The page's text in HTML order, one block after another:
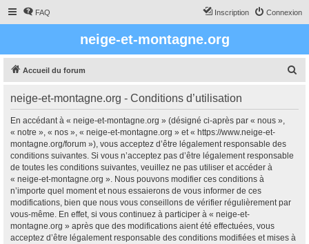
FAQ Connexion
Inscription
neige-et-montagne.org
Accueil du forum
neige-et-montagne.org - Conditions d’utilisation
En accédant à « neige-et-montagne.org » (désigné ci-après par « nous »,
« notre », « nos », « neige-et-montagne.org » et « https://www.neige-et-
montagne.org/forum »), vous acceptez d’être légalement responsable des
conditions suivantes. Si vous n’acceptez pas d’être légalement responsable
de toutes les conditions suivantes, veuillez ne pas utiliser et accéder à
« neige-et-montagne.org ». Nous pouvons modifier ces conditions à
n’importe quel moment et nous essaierons de vous informer de ces
modifications, bien que nous vous conseillons de vérifier régulièrement par
vous-même. En effet, si vous continuez à participer à « neige-et-
montagne.org » après que des modifications aient été effectuées, vous
acceptez d’être légalement responsable des conditions modifiées et mises à